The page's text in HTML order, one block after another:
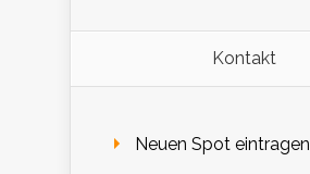
Kontakt
Neuen Spot eintragen